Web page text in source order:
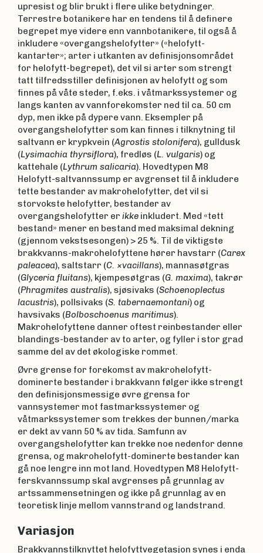
upresist og blir brukt i flere ulike betydninger.
Terrestre botanikere har en tendens til å definere
begrepet mye videre enn vannbotanikere, til også å
inkludere «overgangshelofytter» («helofytt-
kantarter»; arter i utkanten av definisjonsområdet
for helofytt-begrepet), det vil si arter som strengt
tatt tilfredsstiller definisjonen av helofytt og som
finnes på våte steder, f.eks. i våtmarkssystemer og
langs kanten av vannforekomster ned til ca. 50 cm
dyp, men ikke på dypere vann. Eksempler på
overgangshelofytter som kan finnes i tilknytning til
saltvann er krypkvein (Agrostis stolonifera), gulldusk
(Lysimachia thyrsiflora), fredløs (L. vulgaris) og
kattehale (Lythrum salicaria). Hovedtypen M8
Helofytt-saltvannssump er avgrenset til å inkludere
tette bestander av makrohelofytter, det vil si
storvokste helofytter, bestander av
overgangshelofytter er ikke inkludert. Med «tett
bestand» mener en bestand med maksimal dekning
(gjennom vekstsesongen) > 25 %. Til de viktigste
brakkvanns-makrohelofyttene hører havstarr (Carex
paleacea), saltstarr (C. ×vacillans), mannasøtgras
(Glyceria fluitans), kjempesøtgras (G. maxima), takrør
(Phragmites australis), sjøsivaks (Schoenoplectus
lacustris), pollsivaks (S. tabernaemontani) og
havsivaks (Bolboschoenus maritimus).
Makrohelofyttene danner oftest reinbestander eller
blandings-bestander av to arter, og fyller i stor grad
samme del av det økologiske rommet.
Øvre grense for forekomst av makrohelofytt-
dominerte bestander i brakkvann følger ikke strengt
den definisjonsmessige øvre grensa for
vannsystemer mot fastmarkssystemer og
våtmarkssystemer som trekkes der bunnen/marka
er dekt av vann 50 % av tida. Samfunn av
overgangshelofytter kan trekke noe nedenfor denne
grensa, og makrohelofytt-dominerte bestander kan
gå noe lengre inn mot land. Hovedtypen M8 Helofytt-
ferskvannssump skal avgrenses på grunnlag av
artssammensetningen og ikke på grunnlag av en
teoretisk linje mellom vannstrand og landstrand.
Variasjon
Brakkvannstilknyttet helofyttvegetasjon synes i enda